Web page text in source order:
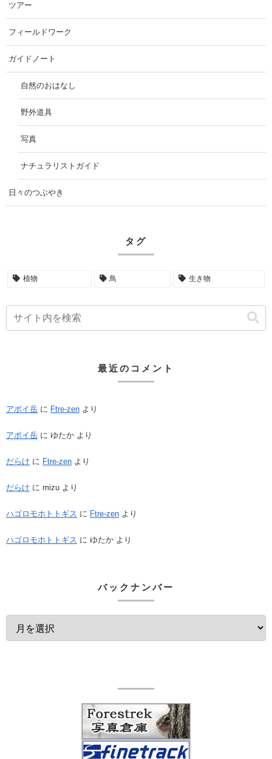
ツアー
フィールドワーク
ガイドノート
自然のおはなし
野外道具
写真
ナチュラリストガイド
日々のつぶやき
タグ
植物 鳥 生き物
最近のコメント
アポイ岳 に Ftre-zen より
アポイ岳 に ゆたか より
だらけ に Ftre-zen より
だらけ に mizu より
ハゴロモホトトギス に Ftre-zen より
ハゴロモホトトギス に ゆたか より
バックナンバー